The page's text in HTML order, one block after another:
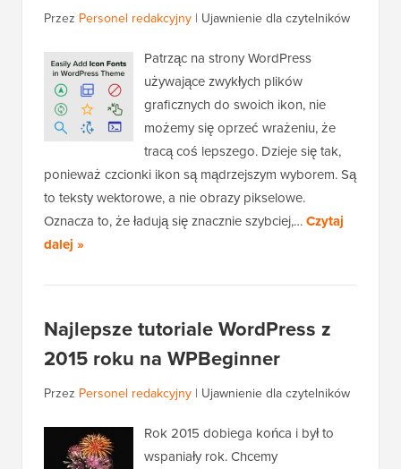
Przez Personel redakcyjny | Ujawnienie dla czytelników
Patrząc na strony WordPress
używające zwykłych plików
graficznych do swoich ikon, nie
możemy się oprzeć wrażeniu, że
tracą coś lepszego. Dzieje się tak,
ponieważ czcionki ikon są mądrzejszym wyborem. Są
to teksty wektorowe, a nie obrazy pikselowe.
Oznacza to, że ładują się znacznie szybciej,…Czytaj
dalej »
Najlepsze tutoriale WordPress z
2015 roku na WPBeginner
Przez Personel redakcyjny | Ujawnienie dla czytelników
Rok 2015 dobiega końca i był to
wspaniały rok. Chcemy